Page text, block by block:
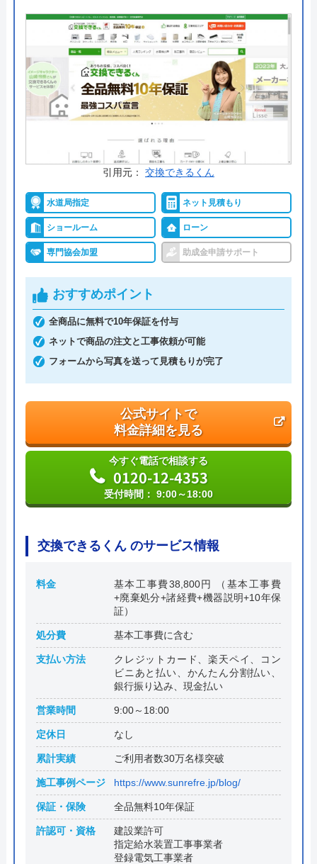
はかかせない「排水形式の確認」や「取付可能トイ
レの紹介」も無料で行ってくれるので、まずは気軽
に相談してみてはいかがでしょうか。
公式サイトで
料金詳細を見る
今すぐ電話で相談する
0120-221-611
ハウスラボホーム の基本情報
代表者 丸山英利
本社所在地
〒556-0014
引用元： 交換できるくん
水道局指定 ネット見積もり
ショールーム ローン
専門協会加盟 助成金申請サポート
おすすめポイント
全商品に無料で10年保証を付与
ネットで商品の注文と工事依頼が可能
フォームから写真を送って見積もりが完了
公式サイトで
料金詳細を見る
今すぐ電話で相談する
0120-12-4353
受付時間： 9:00～18:00
交換できるくん のサービス情報
料金
基本工事費38,800円 （基本工事費
+廃棄処分+諸経費+機器説明+10年保
証）
処分費 基本工事費に含む
支払い方法
クレジットカード、楽天ペイ、コン
ビニあと払い、かんたん分割払い、
銀行振り込み、現金払い
営業時間 9:00～18:00
定休日 なし
累計実績 ご利用者数30万名様突破
施工事例ページ https://www.sunrefre.jp/blog/
保証・保険 全品無料10年保証
許認可・資格
建設業許可
指定給水装置工事事業者
登録電気工事業者